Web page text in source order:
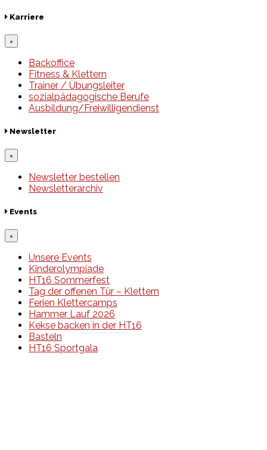
Karriere
×
Backoffice
Fitness & Klettern
Trainer / Übungsleiter
sozialpädagogische Berufe
Ausbildung/Freiwilligendienst
Newsletter
×
Newsletter bestellen
Newsletterarchiv
Events
×
Unsere Events
Kinderolympiade
HT16 Sommerfest
Tag der offenen Tür – Klettern
Ferien Klettercamps
Hammer Lauf 2026
Kekse backen in der HT16
Basteln
HT16 Sportgala